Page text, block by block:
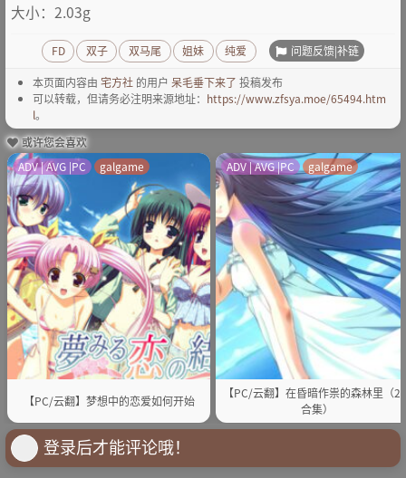
大小：2.03g
FD 双子 双马尾 姐妹 纯爱 问题反馈|补链
本页面内容由 宅方社 的用户 呆毛垂下来了 投稿发布
可以转载，但请务必注明来源地址： https://www.zfsya.moe/65494.htm
l。
或许您会喜欢
【PC/云翻】梦想中的恋爱如何开始
ADV | AVG |PC galgame
【PC/云翻】在昏暗作祟的森林里（2
合集）
ADV | AVG |PC galgame
登录后才能评论哦！